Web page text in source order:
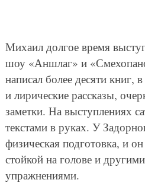
Михаил долгое время
шоу «Аншлаг» и
написал более десяти книг,
и лирические рассказы,
заметки. На выступлениях
текстами в руках. У
физическая подготовка, и
стойкой на голове и
упражнениями.